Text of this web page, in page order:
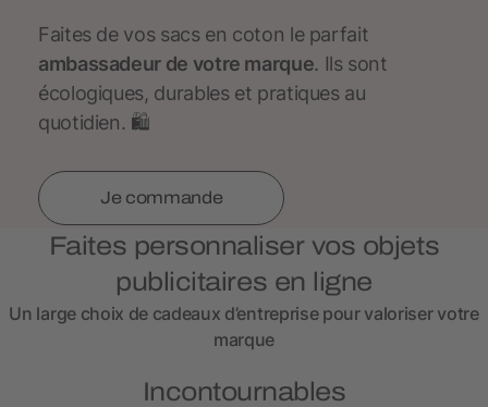
Faites de vos sacs en coton le parfait
ambassadeur de votre marque. Ils sont
écologiques, durables et pratiques au
quotidien. 🛍
Je commande
Faites personnaliser vos objets
publicitaires en ligne
Un large choix de cadeaux d’entreprise pour valoriser votre
marque
Incontournables